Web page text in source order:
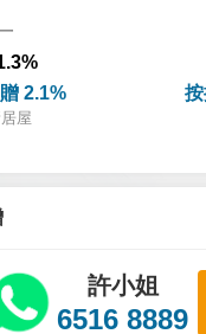
2.1%
屋
許小姐
6516 8889